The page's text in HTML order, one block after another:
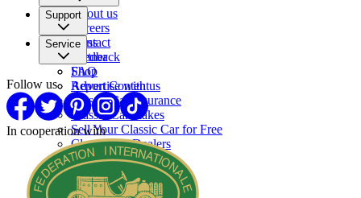
About us
Careers
Press
Partner
Support
Contact
Feedback
FAQ
Report Content
Service
Shop
Advertise with us
Classic Car Insurance
Classic Car makes
Sell Your Classic Car for Free
Classic Car Dealers
Follow us
In cooperation with